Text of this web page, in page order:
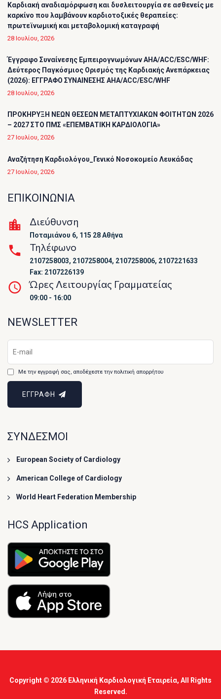
Καρδιακή αναδιαμόρφωση και δυσλειτουργία σε ασθενείς με
καρκίνο που λαμβάνουν καρδιοτοξικές θεραπείες:
πρωτεϊνωμική και μεταβολομική καταγραφή
28 Ιουλίου, 2026
Έγγραφο Συναίνεσης Εμπειρογνωμόνων AHA/ACC/ESC/WHF:
Δεύτερος Παγκόσμιος Ορισμός της Καρδιακής Ανεπάρκειας
(2026): ΕΓΓΡΑΦΟ ΣΥΝΑΙΝΕΣΗΣ AHA/ACC/ESC/WHF
28 Ιουλίου, 2026
ΠΡΟΚΗΡΥΞΗ ΝΕΩΝ ΘΕΣΕΩΝ ΜΕΤΑΠΤΥΧΙΑΚΩΝ ΦΟΙΤΗΤΩΝ 2026
– 2027 ΣΤΟ ΠΜΣ «ΕΠΕΜΒΑΤΙΚΗ ΚΑΡΔΙΟΛΟΓΙΑ»
27 Ιουλίου, 2026
Αναζήτηση Καρδιολόγου_Γενικό Νοσοκομείο Λευκάδας
27 Ιουλίου, 2026
ΕΠΙΚΟΙΝΩΝΙΑ
Διεύθυνση
Ποταμιάνου 6, 115 28 Αθήνα
Τηλέφωνο
2107258003, 2107258004, 2107258006, 2107221633
Fax: 2107226139
Ώρες Λειτουργίας Γραμματείας
09:00 - 16:00
NEWSLETTER
Με την εγγραφή σας, αποδέχεστε την πολιτική απορρήτου
ΕΓΓΡΑΦΗ
ΣΥΝΔΕΣΜΟΙ
European Society of Cardiology
American College of Cardiology
World Heart Federation Membership
HCS Application
Copyright © 2026 Ελληνική Καρδιολογική Εταιρεία, All Rights
Reserved.